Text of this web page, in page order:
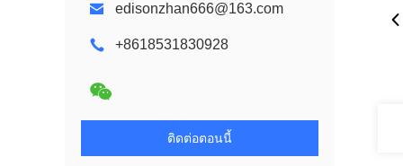
edisonzhan666@163.com
+8618531830928
ติดต่อตอนนี้